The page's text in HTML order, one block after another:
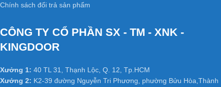
Chính sách đổi trả sản phẩm
CÔNG TY CỔ PHẦN SX - TM - XNK -
KINGDOOR
Xưởng 1: 40 TL 31, Thạnh Lộc, Q. 12, Tp.HCM
Xưởng 2: K2-39 đường Nguyễn Tri Phương, phường Bửu Hòa,Thành